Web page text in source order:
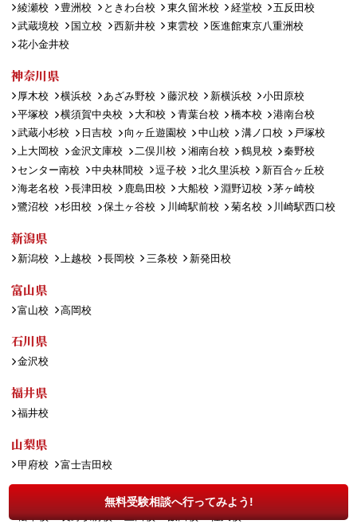
無料受験相談へ行ってみよう!
綾瀬校
豊洲校 ときわ台校 東久留米校 経堂校
五反田校
武蔵境校
国立校 西新井校 東雲校
医進館東京八重洲校
花小金井校
神奈川県
厚木校 横浜校 あざみ野校 藤沢校 新横浜校
小田原校
平塚校
横須賀中央校 大和校 青葉台校 橋本校
港南台校
武蔵小杉校
日吉校 向ヶ丘遊園校 中山校 溝ノ口校
戸塚校
上大岡校
金沢文庫校 二俣川校 湘南台校 鶴見校
秦野校
センター南校
中央林間校 逗子校 北久里浜校
新百合ヶ丘校
海老名校
長津田校 鹿島田校 大船校 淵野辺校
茅ヶ崎校
鷺沼校
杉田校 保土ヶ谷校 川崎駅前校 菊名校 川崎駅西口校
新潟県
新潟校 上越校 長岡校 三条校 新発田校
富山県
富山校 高岡校
石川県
金沢校
福井県
福井校
山梨県
甲府校 富士吉田校
長野県
松本校 長野駅前校 上田校 飯田校 佐久校